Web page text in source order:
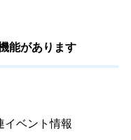
能があります
ベント情報